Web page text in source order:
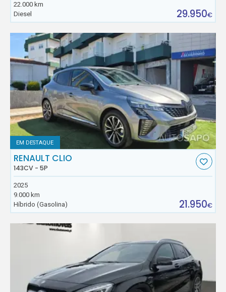
22.000 km
Diesel
29.950€
EM DESTAQUE
RENAULT CLIO
143CV - 5P
2025
9.000 km
Híbrido (Gasolina)
21.950€